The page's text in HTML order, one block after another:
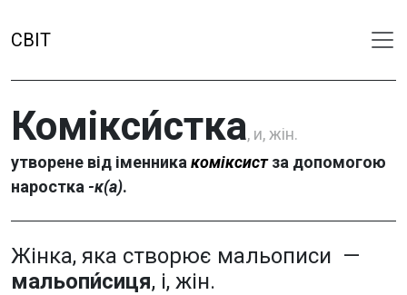
СВІТ
Комікси́стка, и, жін.
утворене від іменника коміксистза допомогою
наростка -к(а).
Жінка, яка створює мальописи —
мальопи́сиця, і, жін.